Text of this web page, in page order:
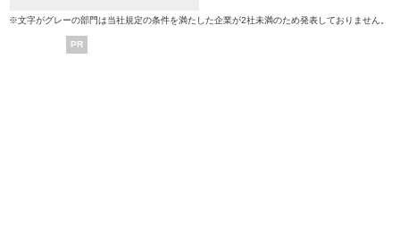
※文字がグレーの部門は当社規定の条件を満たした企業が2社未満のため発表しておりません。
PR